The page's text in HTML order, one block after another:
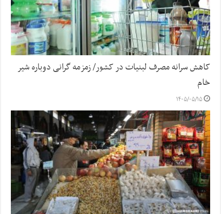
کاهش سرانه مصرف لبنیات در کشور/ زمزمه گرانی دوباره شیر
خام
۱۴۰۵/۰۵/۱۵